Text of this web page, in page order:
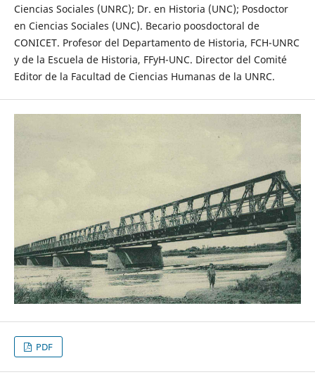
Ciencias Sociales (UNRC); Dr. en Historia (UNC); Posdoctor
en Ciencias Sociales (UNC). Becario poosdoctoral de
CONICET. Profesor del Departamento de Historia, FCH-UNRC
y de la Escuela de Historia, FFyH-UNC. Director del Comité
Editor de la Facultad de Ciencias Humanas de la UNRC.
PDF